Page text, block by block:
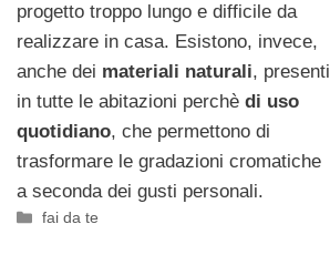
progetto troppo lungo e difficile da
realizzare in casa. Esistono, invece,
anche dei materiali naturali, presenti
in tutte le abitazioni perchè di uso
quotidiano, che permettono di
trasformare le gradazioni cromatiche
a seconda dei gusti personali.
Categorie
fai da te